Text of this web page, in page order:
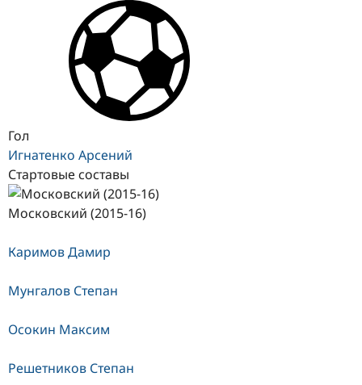
Гол
Игнатенко Арсений
Стартовые составы
Московский (2015-16)
Каримов Дамир
Мунгалов Степан
Осокин Максим
Решетников Степан